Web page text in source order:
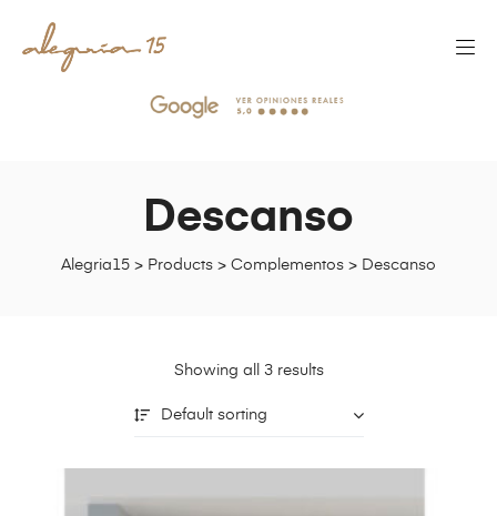
Alegria15 > Products > Complementos > Descanso
Descanso
Showing all 3 results
Default sorting